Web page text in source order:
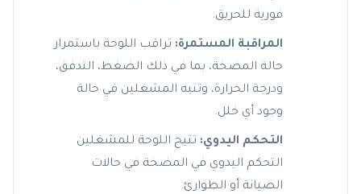
فورية للحريق.
المراقبة المستمرة: تراقب اللوحة باستمرار
حالة المضخة، بما في ذلك الضغط، التدفق،
ودرجة الحرارة، وتنبه المشغلين في حالة
وجود أي خلل.
التحكم اليدوي: تتيح اللوحة للمشغلين
التحكم اليدوي في المضخة في حالات
الصيانة أو الطوارئ.